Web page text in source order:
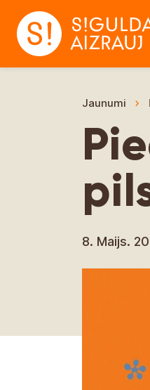
Jaunumi
8. Maijs.